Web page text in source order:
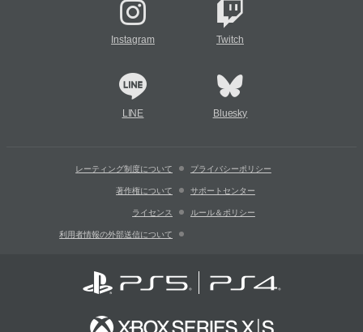
Instagram Twitch
LINE Bluesky
レーティング制度について プライバシーポリシー
著作権について サポートセンター
ライセンス ルール＆ポリシー
利用者情報の外部送信について